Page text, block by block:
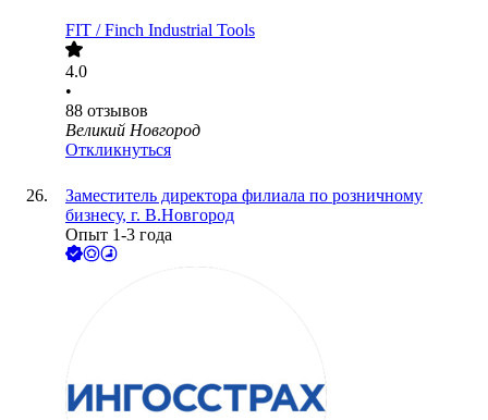
FIT / Finch Industrial Tools
4.0
•
88 отзывов
Великий Новгород
Откликнуться
Заместитель директора филиала по розничному
бизнесу, г. В.Новгород
Опыт 1-3 года